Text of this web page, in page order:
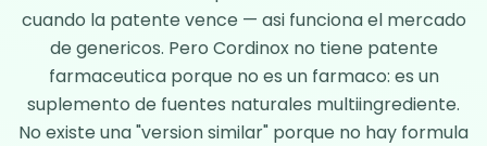
cuando la patente vence — asi funciona el mercado
de genericos. Pero Cordinoxno tiene patente
farmaceutica porque no es un farmaco: es un
suplemento de fuentes naturales multiingrediente.
No existe una "version similar" porque no hay formula